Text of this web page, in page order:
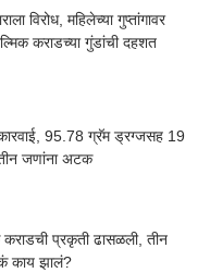
विरोध, महिलेच्या गुप्तांगावर
कराडच्या गुंडांची दहशत
19
जणांना अटक
कराडची प्रकृती ढासळली, तीन
काय झालं?